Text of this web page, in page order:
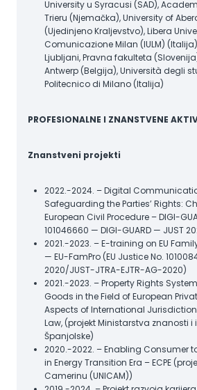
University u Syracusi (SAD),
Trieru (Njemačka), University of
(Ujedinjeno Kraljevstvo), Libera
Comunicazione Milan (IULM)
Ljubljani, Pravna fakulteta
Antwerp (Belgija), Università degli
Politecnico di Milano (Italija)
PROFESIONALNE I ZNANSTVENE
Znanstveni projekti
2022.-2024. – Digital
Safeguarding the Parties’ Rights:
European Civil Procedure – DIGI-
101046660 — DIGI-GUARD — JUST
2021.-2023. – E-training on EU
— EU-FamPro (EU Justice No.
2020/JUST-JTRA-EJTR-AG-2020)
2021.-2023. – Property Rights
Goods in the Field of European
Aspects of International
Law, (projekt Ministarstva znanosti
Španjolske)
2020.-2022. – Enabling Consumer
in Energy Transition Era – ECPE
Camerinu (UNICAM))